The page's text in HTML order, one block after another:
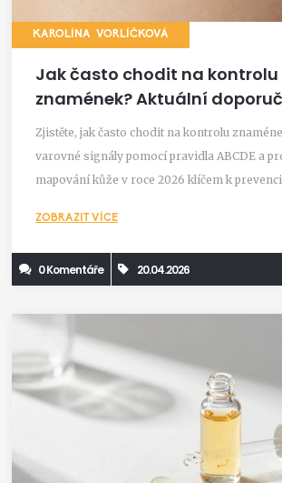
KAROLÍNA VORLÍČKOVÁ
Jak často chodit na kontrolu
znamének? Aktuální
rok 2026
Zjistěte, jak často chodit na kontrolu
varovné signály pomocí pravidla ABCDE a
mapování kůže v roce 2026 klíčem k
ZOBRAZIT VÍCE
0 Komentáře 20.04.2026